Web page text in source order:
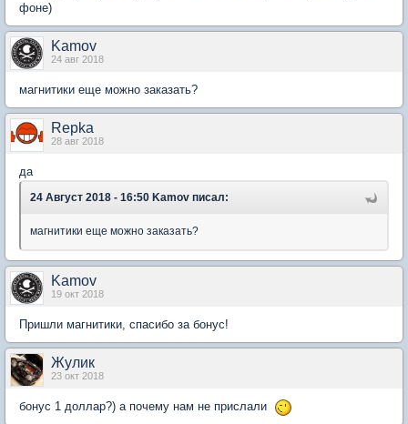
фоне)
Kamov
24 авг 2018
магнитики еще можно заказать?
Repka
28 авг 2018
да
24 Август 2018 - 16:50 Kamov писал:
магнитики еще можно заказать?
Kamov
19 окт 2018
Пришли магнитики, спасибо за бонус!
Жулик
23 окт 2018
бонус 1 доллар?) а почему нам не прислали